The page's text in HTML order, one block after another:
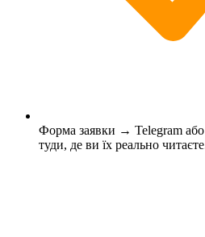
Форма заявки → Telegram
туди, де ви їх реально